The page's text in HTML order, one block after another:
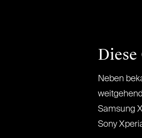
Diese
Neben
Samsung
Sony